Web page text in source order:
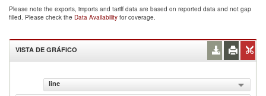
Please note the exports, imports and tariff data are based on reported data and not gap
filled. Please check the Data Availability for coverage.
VISTA DE GRÁFICO
line